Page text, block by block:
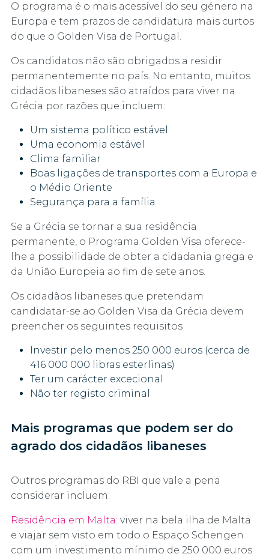
O programa é o mais acessível do seu género na
Europa e tem prazos de candidatura mais curtos
do que o Golden Visa de Portugal.
Os candidatos não são obrigados a residir
permanentemente no país. No entanto, muitos
cidadãos libaneses são atraídos para viver na
Grécia por razões que incluem:
Um sistema político estável
Uma economia estável
Clima familiar
Boas ligações de transportes com a Europa e
o Médio Oriente
Segurança para a família
Se a Grécia se tornar a sua residência
permanente, o Programa Golden Visa oferece-
lhe a possibilidade de obter a cidadania grega e
da União Europeia ao fim de sete anos.
Os cidadãos libaneses que pretendam
candidatar-se ao Golden Visa da Grécia devem
preencher os seguintes requisitos
Investir pelo menos 250 000 euros (cerca de
416 000 000 libras esterlinas)
Ter um carácter excecional
Não ter registo criminal
Mais programas que podem ser do
agrado dos cidadãos libaneses
Outros programas do RBI que vale a pena
considerar incluem:
Residência em Malta: viver na bela ilha de Malta
e viajar sem visto em todo o Espaço Schengen
com um investimento mínimo de 250 000 euros